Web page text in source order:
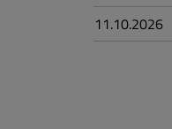
11.10.2026